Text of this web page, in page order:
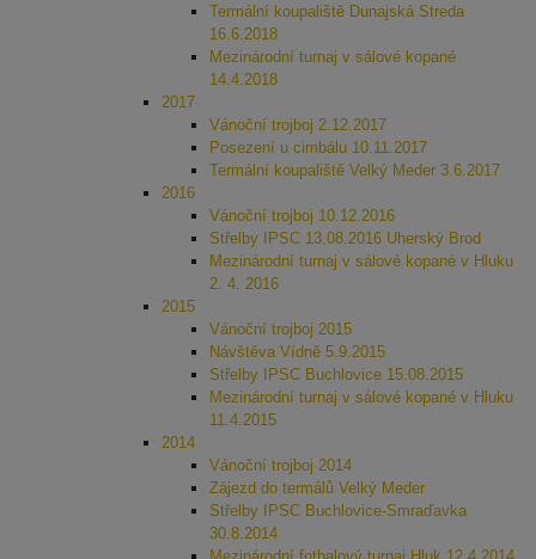
Termální koupaliště Dunajská Streda
16.6.2018
Mezinárodní turnaj v sálové kopané
14.4.2018
2017
Vánoční trojboj 2.12.2017
Posezení u cimbálu 10.11.2017
Termální koupaliště Velký Meder 3.6.2017
2016
Vánoční trojboj 10.12.2016
Střelby IPSC 13.08.2016 Uherský Brod
Mezinárodní turnaj v sálové kopané v Hluku
2. 4. 2016
2015
Vánoční trojboj 2015
Návštěva Vídně 5.9.2015
Střelby IPSC Buchlovice 15.08.2015
Mezinárodní turnaj v sálové kopané v Hluku
11.4.2015
2014
Vánoční trojboj 2014
Zájezd do termálů Velký Meder
Střelby IPSC Buchlovice-Smraďavka
30.8.2014